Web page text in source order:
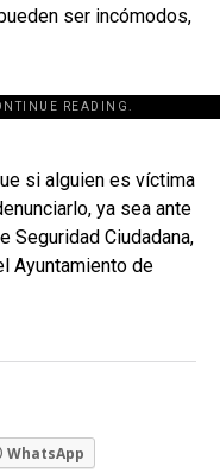
ser incómodos,
READING.
si alguien es víctima
ya sea ante
Seguridad Ciudadana,
Ayuntamiento de
WhatsApp